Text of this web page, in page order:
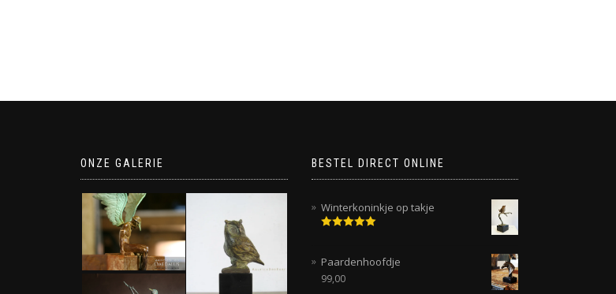
ONZE GALERIE BESTEL DIRECT ONLINE
Winterkoninkje op takje
Paardenhoofdje
99,00